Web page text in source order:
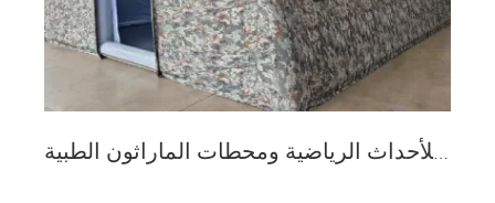
أفضل استخدامات الخيام الطبية للأحداث الرياضية ومحطات الماراثون الطبية